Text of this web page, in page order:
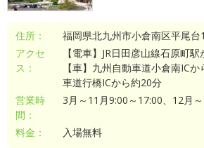
住所：
福岡県北九州市小倉南区平尾台
アクセ
ス：
【電車】JR日田彦山線石原町
【車】九州自動車道小倉南IC
車道行橋ICから約20分
営業時
間：
3月～11月9:00～17:00、12月
料金： 入場無料